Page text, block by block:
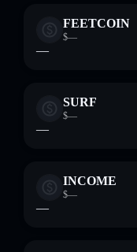
FEETCOIN
$—
—
SURF
$—
—
INCOME
$—
—